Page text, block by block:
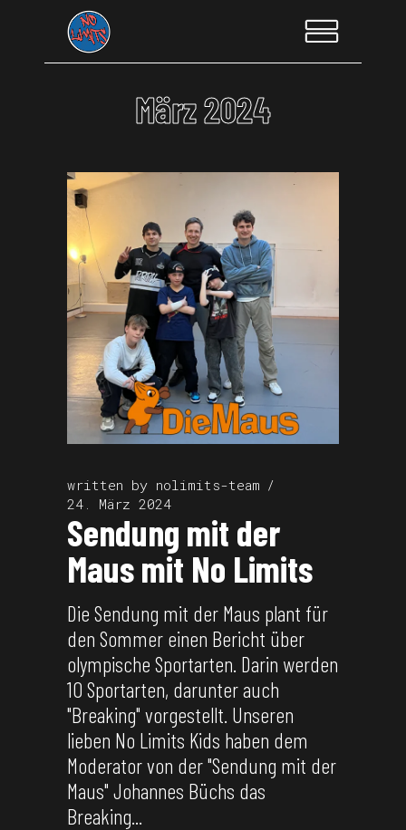
März 2024
written by nolimits-team
24. März 2024
Sendung mit der
Maus mit No Limits
Die Sendung mit der Maus plant für
den Sommer einen Bericht über
olympische Sportarten. Darin werden
10 Sportarten, darunter auch
"Breaking" vorgestellt. Unseren
lieben No Limits Kids haben dem
Moderator von der "Sendung mit der
Maus" Johannes Büchs das
Breaking